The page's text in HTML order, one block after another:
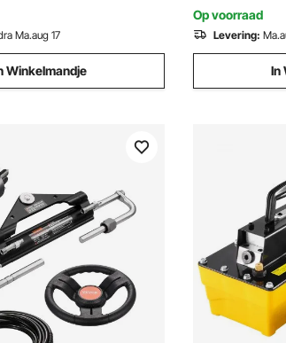
Ma.aug 17
Winkelmandje
met Schaarlift
Op voorraad
Levering:
In